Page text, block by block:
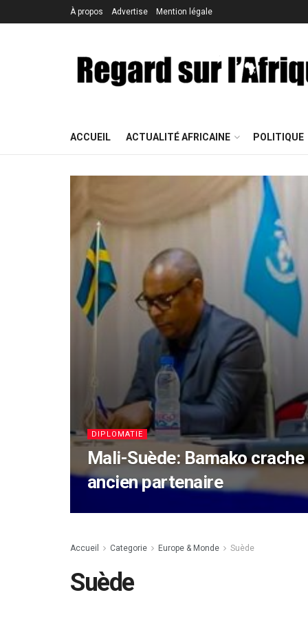
À propos Advertise Mention légale
ACCUEIL ACTUALITÉ AFRICAINE POLITIQUE
DIPLOMATIE
Mali-Suède: Bamako
ancien partenaire
Accueil Categorie Europe & Monde Suède
Suède